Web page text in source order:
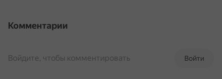
Комментарии
Войти
Войдите, чтобы комментировать